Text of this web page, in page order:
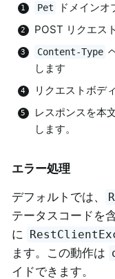
Pet
ドメイン
POST リクエス
Content-Type
します
リクエストボデ
レスポンスを本
します。
エラー処理
デフォルトでは、
テータスコードを
に
ます。この動作は
イドできます。